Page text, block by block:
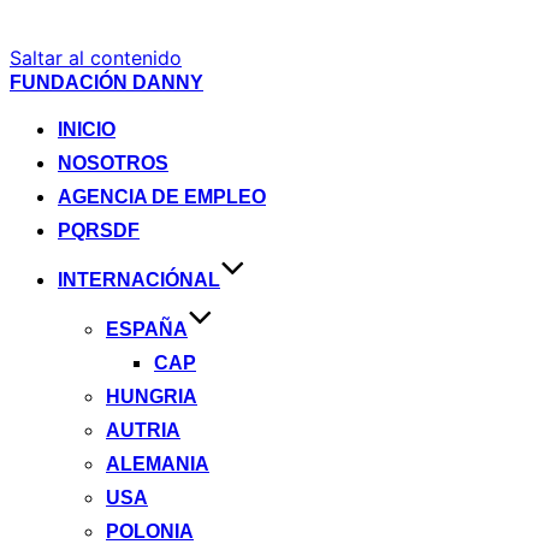
Saltar al contenido
FUNDACIÓN DANNY
INICIO
NOSOTROS
AGENCIA DE EMPLEO
PQRSDF
INTERNACIÓNAL
ESPAÑA
CAP
HUNGRIA
AUTRIA
ALEMANIA
USA
POLONIA